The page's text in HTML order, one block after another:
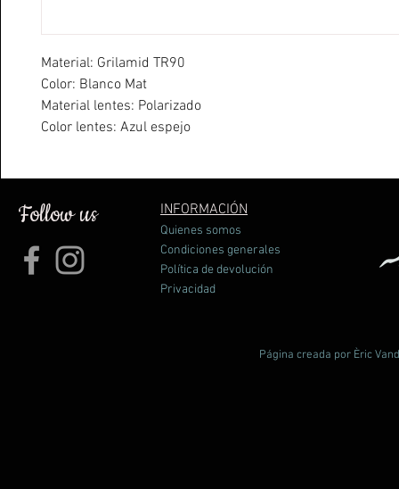
Material: Grilamid TR90
Color: Blanco Mat
Material lentes: Polarizado
Color lentes: Azul espejo
Follow us INFORMACIÓN
Quienes somos
Condiciones generales
Política de devolución
Privacidad
Página creada por Èric